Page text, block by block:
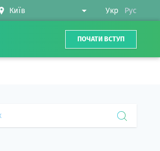
Укр Рус
ПОЧАТИ ВСТУП